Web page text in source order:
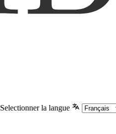
Selectionner la langue